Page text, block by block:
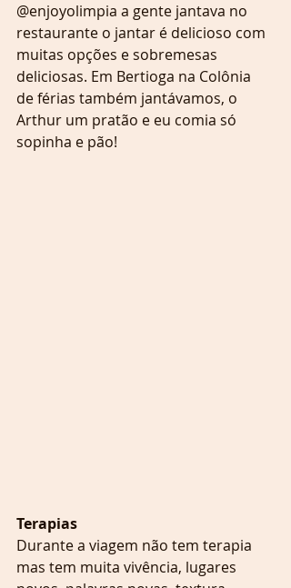
@enjoyolimpia a gente jantava no
restaurante o jantar é delicioso com
muitas opções e sobremesas
deliciosas. Em Bertioga na Colônia
de férias também jantávamos, o
Arthur um pratão e eu comia só
sopinha e pão!
Terapias
Durante a viagem não tem terapia
mas tem muita vivência, lugares